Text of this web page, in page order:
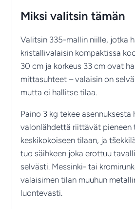
Miksi valitsin tämän
Valitsin 335-mallin niille, jotka
kristallivalaisin kompaktissa
30 cm ja korkeus 33 cm ovat
mittasuhteet – valaisin on
mutta ei hallitse tilaa.
Paino 3 kg tekee asennuksesta
valonlähdettä riittävät pieneen
keskikokoiseen tilaan, ja
tuo säihkeen joka erottuu
selvästi. Messinki- tai
valaisimen tilan muuhun
luontevasti.